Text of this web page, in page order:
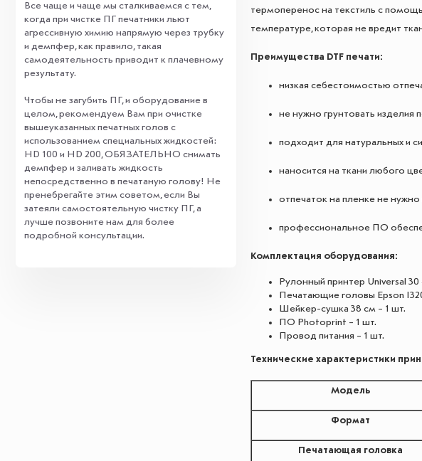
Все чаще и чаще мы сталкиваемся с тем,
когда при чистке ПГ печатники льют
агрессивную химию напрямую через трубку
и демпфер, как правило, такая
самодеятельность приводит к плачевному
результату.
Чтобы не загубить ПГ, и оборудование в
целом, рекомендуем Вам при очистке
вышеуказанных печатных голов с
использованием специальных жидкостей:
HD 100 и HD 200, ОБЯЗАТЕЛЬНО снимать
демпфер и заливать жидкость
непосредственно в печатаную голову! Не
пренебрегайте этим советом, если Вы
затеяли самостоятельную чистку ПГ, а
лучше позвоните нам для более
подробной консультации.
термоперенос на текстиль с
температуре, которая не вредит
Преимущества DTF печати:
низкая себестоимостью
не нужно грунтовать
подходит для натуральных и
наносится на ткани любого
отпечаток на пленке не
профессиональное ПО
Комплектация оборудования:
Рулонный принтер Universal 30
Печатающие головы Epson
Шейкер-сушка 38 см – 1 шт.
ПО Photoprint – 1 шт.
Провод питания – 1 шт.
Технические характеристики
Модель
Формат
Печатающая головка